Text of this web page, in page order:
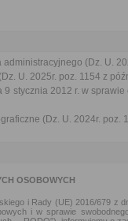
(Dz. U.
U. 2025r. poz. 1154 z
stycznia 2012 r. w
(Dz. U. 2024r. poz.
OSOBOWYCH
i Rady (UE) 2016/679 z
i w sprawie